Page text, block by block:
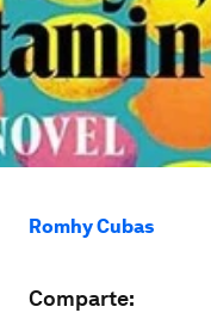
Romhy Cubas
Comparte: